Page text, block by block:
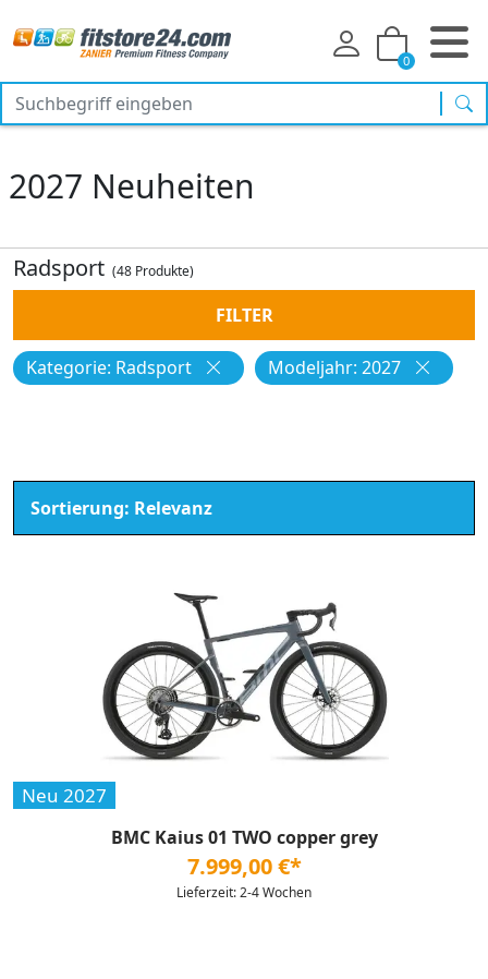
0
2027 Neuheiten
Radsport (48 Produkte)
FILTER
Kategorie: Radsport Modeljahr: 2027
Neu 2027
BMC Kaius 01 TWO copper grey
7.999,00 €*
Lieferzeit: 2-4 Wochen